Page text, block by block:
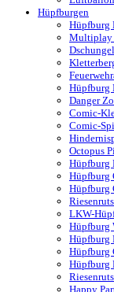
Hüpfburgen
Hüpfburg
Multiplay
Hüpfburg
Danger
Comic-
Comic-
Octopus
Hüpfburg
Hüpfburg
Hüpfburg
LKW-
Hüpfburg
Hüpfburg
Hüpfburg
Hüpfburg
Happy